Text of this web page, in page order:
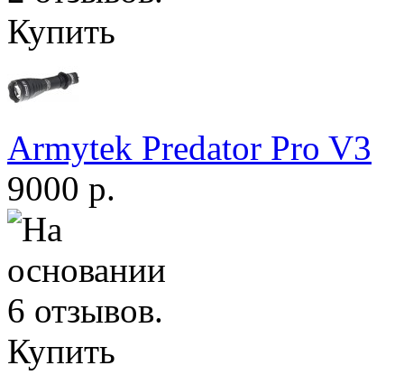
Купить
Armytek Predator Pro V3
9000 р.
Купить